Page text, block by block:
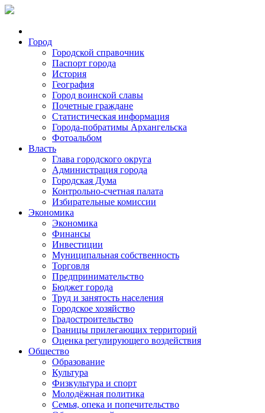
Город
Городской справочник
Паспорт города
История
География
Город воинской славы
Почетные граждане
Статистическая информация
Города-побратимы Архангельска
Фотоальбом
Власть
Глава городского округа
Администрация города
Городская Дума
Контрольно-счетная палата
Избирательные комиссии
Экономика
Экономика
Финансы
Инвестиции
Муниципальная собственность
Торговля
Предпринимательство
Бюджет города
Труд и занятость населения
Городское хозяйство
Градостроительство
Границы прилегающих территорий
Оценка регулирующего воздействия
Общество
Образование
Культура
Физкультура и спорт
Молодёжная политика
Семья, опека и попечительство